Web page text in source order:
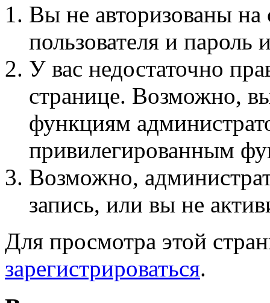
Вы не авторизованы на
пользователя и пароль
У вас недостаточно
странице. Возможно,
функциям
привилегированным
Возможно,
запись, или вы не
Для просмотра этой
зарегистрироваться.